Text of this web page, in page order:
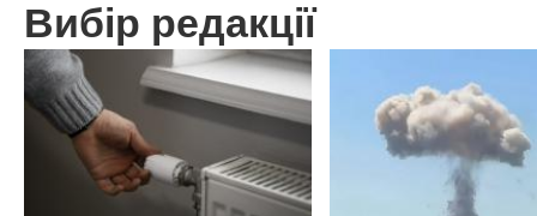
Вибір редакції